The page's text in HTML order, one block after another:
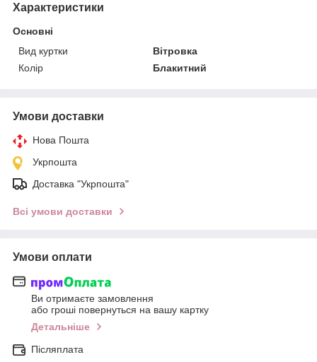
Характеристики
Основні
Вид куртки
Вітровка
Колір
Блакитний
Умови доставки
Нова Пошта
Укрпошта
Доставка "Укрпошта"
Всі умови доставки
Умови оплати
Ви отримаєте замовлення
або гроші повернуться на вашу картку
Детальніше
Післяплата